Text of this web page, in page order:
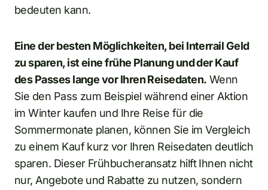
bedeuten kann.
Eine der besten Möglichkeiten, bei Interrail Geld
zu sparen, ist eine frühe Planung und der Kauf
des Passes lange vor Ihren Reisedaten. Wenn
Sie den Pass zum Beispiel während einer Aktion
im Winter kaufen und Ihre Reise für die
Sommermonate planen, können Sie im Vergleich
zu einem Kauf kurz vor Ihren Reisedaten deutlich
sparen. Dieser Frühbucheransatz hilft Ihnen nicht
nur, Angebote und Rabatte zu nutzen, sondern